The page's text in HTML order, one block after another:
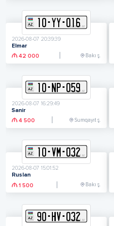
10-YY-016
2026-08-07 20:39:39
Elmar
42 000
Bakı ş.
10-NP-059
2026-08-07 16:29:49
Sanir
4 500
Sumqayıt ş.
10-VM-032
2026-08-07 15:01:52
Ruslan
1 500
Bakı ş.
90- HV-032